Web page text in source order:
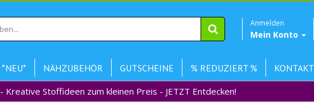
Anmelden
Mein Konto
*NEU* NÄHZUBEHÖR GUTSCHEINE % REDUZIERT %
KONTAKT
- Kreative Stoffideen zum kleinen Preis - JETZT Entdecken!